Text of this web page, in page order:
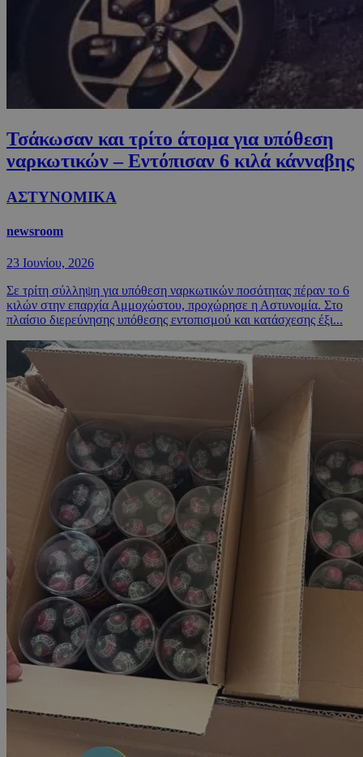
Τσάκωσαν και τρίτο άτομα για υπόθεση
ναρκωτικών – Εντόπισαν 6 κιλά κάνναβης
ΑΣΤΥΝΟΜΙΚΑ
newsroom
23 Ιουνίου, 2026
Σε τρίτη σύλληψη για υπόθεση ναρκωτικών ποσότητας πέραν το 6
κιλών στην επαρχία Αμμοχώστου, προχώρησε η Αστυνομία. Στο
πλαίσιο διερεύνησης υπόθεσης εντοπισμού και κατάσχεσης έξι...